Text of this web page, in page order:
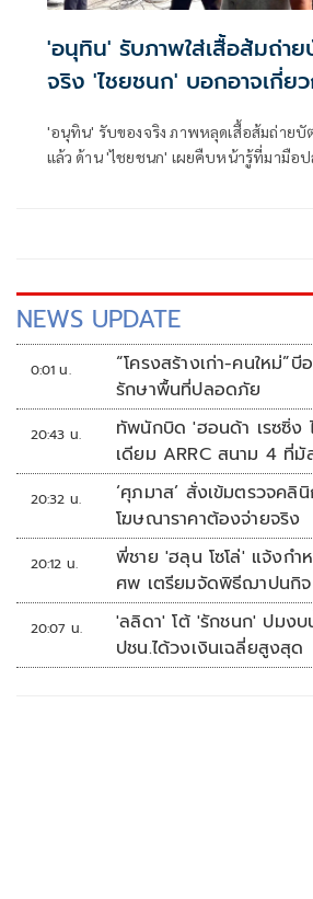
'อนุทิน' รับภาพใส่เสื้อส้มถ่า
จริง 'ไชยชนก' บอกอาจเกี่ยว
'อนุทิน' รับของจริง ภาพหลุดเสื้อส้มถ่าย
แล้ว ด้าน 'ไชยชนก' เผยคืบหน้ารู้ที่มามือ
NEWS UPDATE
0:01 น.
“โครงสร้างเก่า-คนใหม่”บีอาร์เอ็น รั
รักษาพื้นที่ปลอดภัย
20:43 น.
ทัพนักบิด 'ฮอนด้า เรซซิ่ง
เดียม ARRC สนาม 4 ที่มั
20:32 น.
‘ศุภมาส’ สั่งเข้มตรวจคลิ
โฆษณาราคาต้องจ่ายจริง
20:12 น.
พี่ชาย 'ฮลุน โซโล่' แจ้งกำ
ศพ เตรียมจัดพิธีฌาปนกิจ
20:07 น.
'ลลิดา' โต้ 'รักชนก' ปมง
ปชน.ได้วงเงินเฉลี่ยสูงสุด